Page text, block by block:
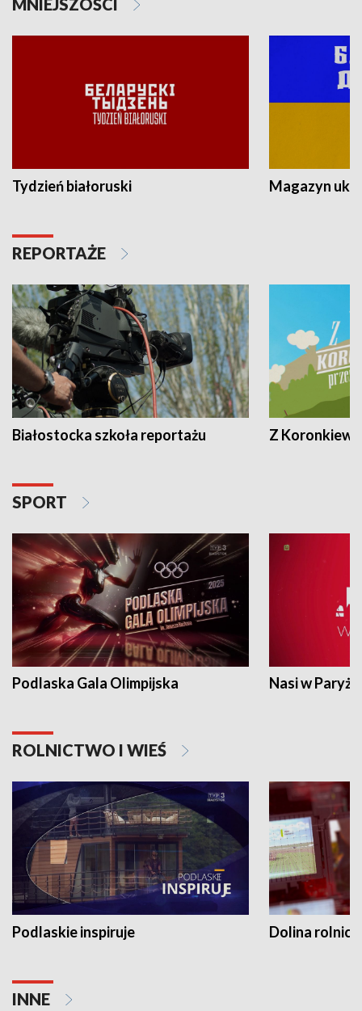
MNIEJSZOŚCI
Tydzień białoruski Magazyn
REPORTAŻE
Białostocka szkoła reportażu Z
SPORT
Podlaska Gala Olimpijska Nasi w Paryżu
ROLNICTWO I WIEŚ
Podlaskie inspiruje Dolina
INNE